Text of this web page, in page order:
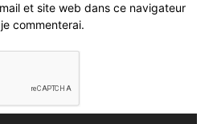
et site web dans ce navigateur
commenterai.